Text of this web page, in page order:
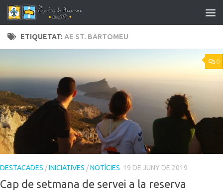
Skip to content
ETIQUETAT: AE ST. BARTOMEU
0
DESTACADES /INICIATIVES /NOTÍCIES 19 DE JUNY DE 2019
Cap de setmana de servei a la reserva